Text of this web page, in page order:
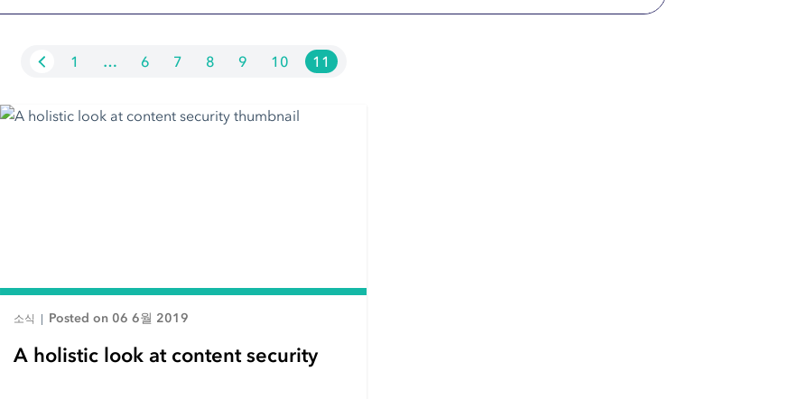
1 … 6 7 8 9 10 11
소식 Posted on 06 6월 2019
A holistic look at content security